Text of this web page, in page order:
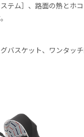
テム］、路面の熱とホ
バスケット、ワンタッ